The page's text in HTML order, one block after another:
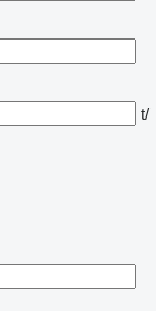
t/